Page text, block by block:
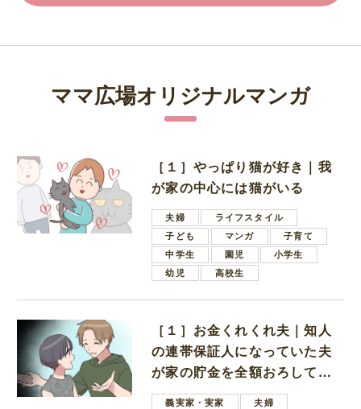
ママ広場オリジナルマンガ
［１］やっぱり猫が好き｜我
が家の中心には猫がいる
夫婦
ライフスタイル
子ども
マンガ
子育て
中学生
園児
小学生
幼児
高校生
［１］お金くれくれ夫｜知人
の連帯保証人になっていた夫
が家の貯金を全額おろしてほ
しいと言ってきた
義実家・実家
夫婦